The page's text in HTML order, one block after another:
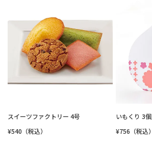
スイーツファクトリー 4号
¥540（税込）
いもくり 3
¥756（税込）